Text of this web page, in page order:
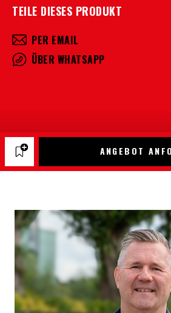
TEILE DIESES PRODUKT
PER EMAIL
ÜBER WHATSAPP
ANGEBOT